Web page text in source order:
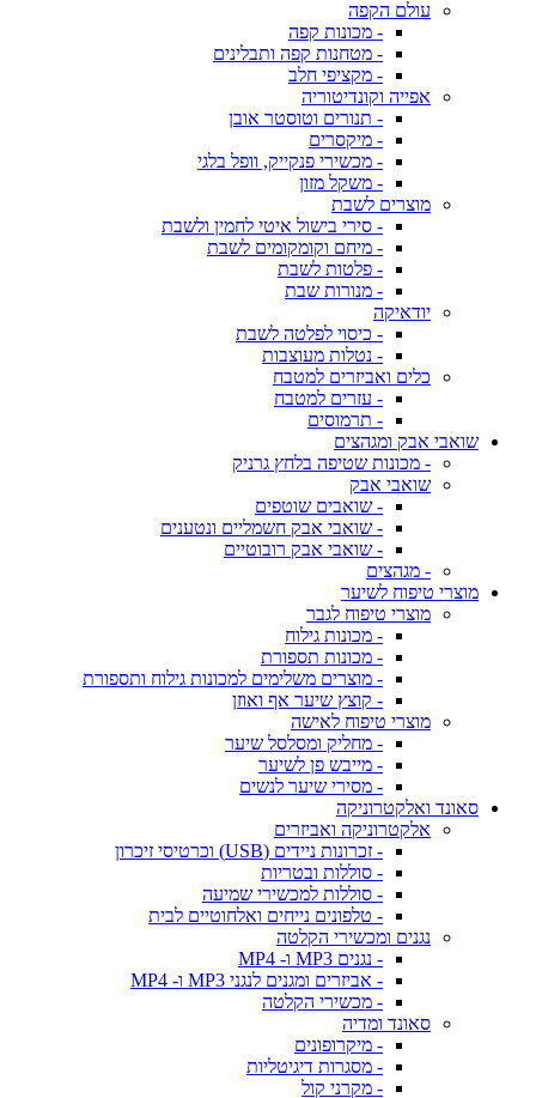
עולם הקפה
- מכונות קפה
- מטחנות קפה ותבלינים
- מקציפי חלב
אפייה וקונדיטוריה
- תנורים וטוסטר אובן
- מיקסרים
- מכשירי פנקייק, וופל בלגי
- משקל מזון
מוצרים לשבת
- סירי בישול איטי לחמין ולשבת
- מיחם וקומקומים לשבת
- פלטות לשבת
- מנורות שבת
יודאיקה
- כיסוי לפלטה לשבת
- נטלות מעוצבות
כלים ואביזרים למטבח
- עזרים למטבח
- תרמוסים
שואבי אבק ומגהצים
- מכונות שטיפה בלחץ גרניק
שואבי אבק
- שואבים שוטפים
- שואבי אבק חשמליים ונטענים
- שואבי אבק רובוטיים
- מגהצים
מוצרי טיפוח לשיער
מוצרי טיפוח לגבר
- מכונות גילוח
- מכונות תספורת
- מוצרים משלימים למכונות גילוח ותספורת
- קוצץ שיער אף ואוזן
מוצרי טיפוח לאישה
- מחליק ומסלסל שיער
- מייבש פן לשיער
- מסירי שיער לנשים
סאונד ואלקטרוניקה
אלקטרוניקה ואביזרים
- זכרונות ניידים (USB) וכרטיסי זיכרון
- סוללות ובטריות
- סוללות למכשירי שמיעה
- טלפונים נייחים ואלחוטיים לבית
נגנים ומכשירי הקלטה
- נגנים MP3 ו- MP4
- אביזרים ומגנים לנגני MP3 ו- MP4
- מכשירי הקלטה
סאונד ומדיה
- מיקרופונים
- מסגרות דיגיטליות
- מקרני קול